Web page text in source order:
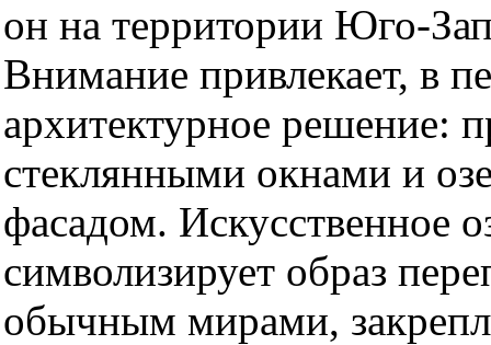
он на территории Юго-
Внимание привлекает, в
архитектурное решение:
стеклянными окнами и
фасадом. Искусственное
символизирует образ
обычным мирами,